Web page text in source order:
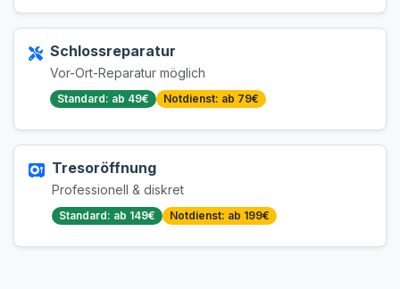
Schlossreparatur
Vor-Ort-Reparatur möglich
Standard: ab 49€ Notdienst: ab 79€
Tresoröffnung
Professionell & diskret
Standard: ab 149€ Notdienst: ab 199€